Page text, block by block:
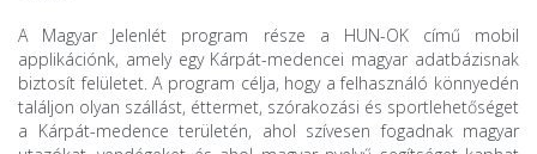
A Magyar Jelenlét program része a HUN-OK című mobil
applikációnk, amely egy Kárpát-medencei magyar adatbázisnak
biztosít felületet. A program célja, hogy a felhasználó könnyedén
találjon olyan szállást, éttermet, szórakozási és sportlehetőséget
a Kárpát-medence területén, ahol szívesen fogadnak magyar